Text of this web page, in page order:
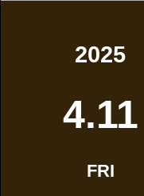
2025
4.11
FRI